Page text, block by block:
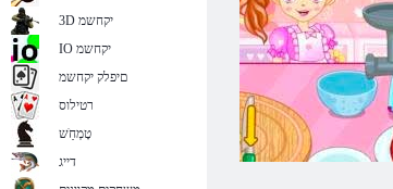
3D יקחשמ
IO יקחשמ
םיפלק יקחשמ
רטילוס
טָמְחַׁש
דייג